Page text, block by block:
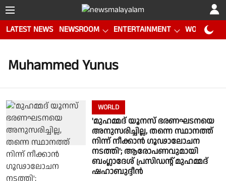
LATEST NEWS NEWSROOM ENTERTAINMENT WORLD CUP
Muhammed Yunus
WORLD
'മുഹമ്മദ് യൂനസ് ഭരണഘടനയെ
അനുസരിച്ചില്ല, തന്നെ സ്ഥാനത്ത്
നിന്ന് നീക്കാൻ ഗൂഢാലോചന
നടത്തി'; ആരോപണവുമായി
ബംഗ്ലാദേശ് പ്രസിഡൻ്റ് മുഹമ്മദ്
ഷഹാബുദ്ദീൻ